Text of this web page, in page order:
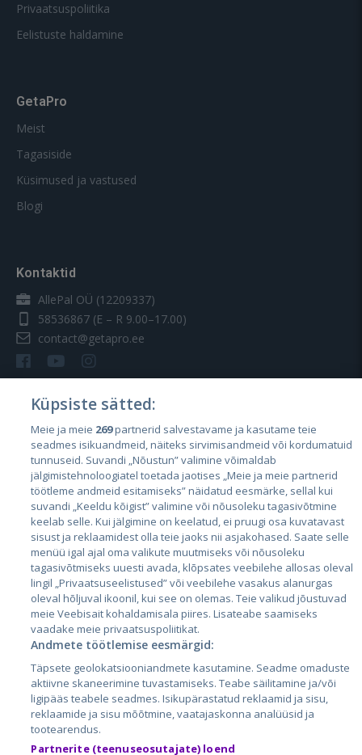
Privaatsuspoliitika
Eelistuste haldamine
GetaPro
Meist
Tagasiside
Küsimused ja vastused
Blogi
Kontaktid
AllePal OÜ (12209337)
58536867 (E – R 9.00–17.00)
contact@getapro.ee
Riigid
Eesti
Läti
Leedu
City24.lv
City24.ee
GetaPro.lv
GetaPro.ee
CVbankas.lt
Kainos.lt
Paslaugos.lt
auto24.ee
Küpsiste sätted:
Meie ja meie 269partnerid salvestavame ja kasutame teie
seadmes isikuandmeid, näiteks sirvimisandmeid või kordumatuid
tunnuseid. Suvandi „Nõustun” valimine võimaldab
jälgimistehnoloogiatel toetada jaotises „Meie ja meie partnerid
töötleme andmeid esitamiseks” näidatud eesmärke, sellal kui
suvandi „Keeldu kõigist” valimine või nõusoleku tagasivõtmine
keelab selle. Kui jälgimine on keelatud, ei pruugi osa kuvatavast
sisust ja reklaamidest olla teie jaoks nii asjakohased. Saate selle
menüü igal ajal oma valikute muutmiseks või nõusoleku
tagasivõtmiseks uuesti avada, klõpsates veebilehe allosas oleval
lingil „Privaatsuseelistused” või veebilehe vasakus alanurgas
oleval hõljuval ikoonil, kui see on olemas. Teie valikud jõustuvad
meie Veebisait kohaldamisala piires. Lisateabe saamiseks
vaadake meie privaatsuspoliitikat.
Andmete töötlemise eesmärgid:
Täpsete geolokatsiooniandmete kasutamine. Seadme omaduste
aktiivne skaneerimine tuvastamiseks. Teabe säilitamine ja/või
ligipääs teabele seadmes. Isikupärastatud reklaamid ja sisu,
reklaamide ja sisu mõõtmine, vaatajaskonna analüüsid ja
tootearendus.
Partnerite (teenuseosutajate) loend